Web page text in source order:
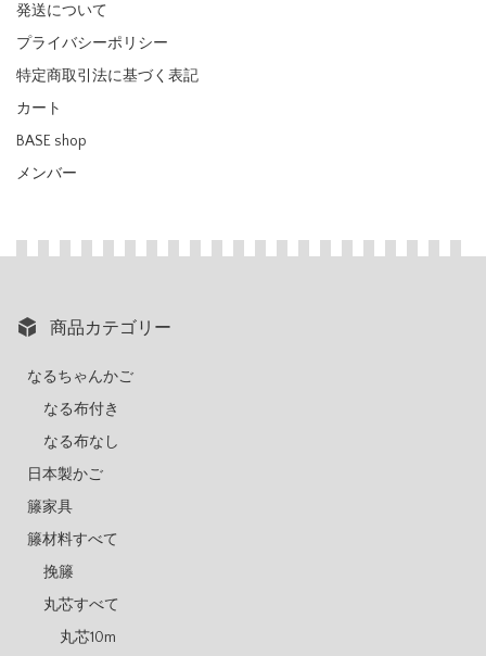
発送について
プライバシーポリシー
特定商取引法に基づく表記
カート
BASE shop
メンバー
商品カテゴリー
なるちゃんかご
なる布付き
なる布なし
日本製かご
籐家具
籐材料すべて
挽籐
丸芯すべて
丸芯10m